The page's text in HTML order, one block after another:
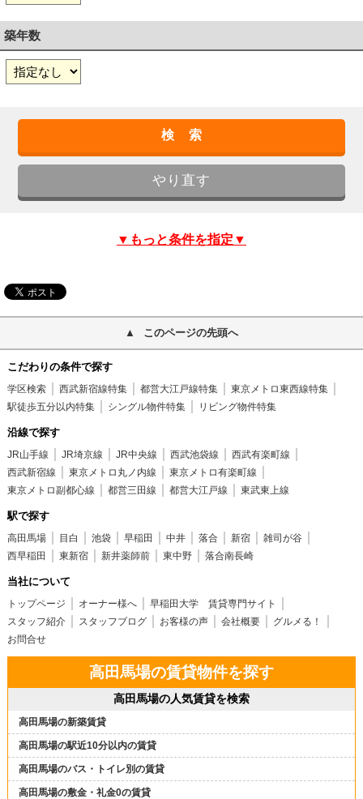
築年数
▼もっと条件を指定▼
このページの先頭へ
こだわりの条件で探す
学区検索 西武新宿線特集 都営大江戸線特集
東京メトロ東西線特集
駅徒歩五分以内特集
シングル物件特集 リビング物件特集
沿線で探す
JR山手線 JR埼京線 JR中央線 西武池袋線
西武有楽町線
西武新宿線
東京メトロ丸ノ内線
東京メトロ有楽町線
東京メトロ副都心線
都営三田線 都営大江戸線 東武東上線
駅で探す
高田馬場 目白 池袋 早稲田 中井 落合 新宿
雑司が谷
西早稲田
東新宿 新井薬師前 東中野 落合南長崎
当社について
トップページ オーナー様へ
早稲田大学 賃貸専門サイト
スタッフ紹介
スタッフブログ お客様の声 会社概要
グルメる！
お問合せ
高田馬場の賃貸物件を探す
高田馬場の人気賃貸を検索
高田馬場の新築賃貸
高田馬場の駅近10分以内の賃貸
高田馬場のバス・トイレ別の賃貸
高田馬場の敷金・礼金0の賃貸